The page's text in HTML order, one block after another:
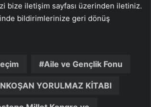
bize iletişim sayfası üzerinden iletiniz.
bildirimlerinize geri dönüş
Aile ve Gençlik Fonu
YORULMAZ KİTABI